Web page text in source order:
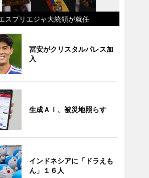
スプリエジャ大統領が就任
冨安がクリスタルパレス加
入
生成ＡＩ、被災地照らす
インドネシアに「ドラえも
ん」１６人